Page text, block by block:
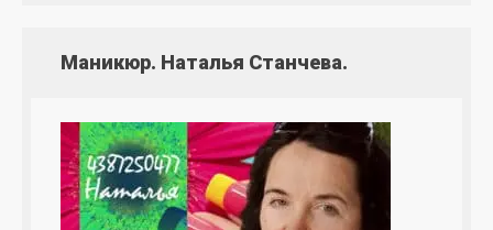
Маникюр. Наталья Станчева.